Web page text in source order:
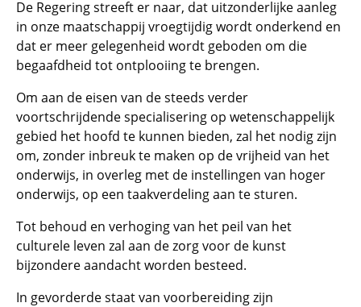
De Regering streeft er naar, dat uitzonderlijke aanleg
in onze maatschappij vroegtijdig wordt onderkend en
dat er meer gelegenheid wordt geboden om die
begaafdheid tot ontplooiing te brengen.
Om aan de eisen van de steeds verder
voortschrijdende specialisering op wetenschappelijk
gebied het hoofd te kunnen bieden, zal het nodig zijn
om, zonder inbreuk te maken op de vrijheid van het
onderwijs, in overleg met de instellingen van hoger
onderwijs, op een taakverdeling aan te sturen.
Tot behoud en verhoging van het peil van het
culturele leven zal aan de zorg voor de kunst
bijzondere aandacht worden besteed.
In gevorderde staat van voorbereiding zijn